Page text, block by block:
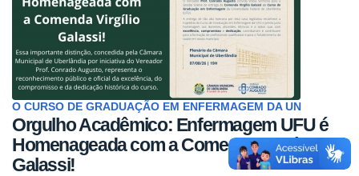
O CURSO DE GRADUAÇÃO EM ENFERMAGEM DA UN
Orgulho Acadêmico: Enfermagem UFU é
Homenageada com a Comenda Virgílio
Galassi!